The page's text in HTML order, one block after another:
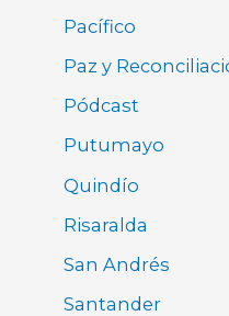
Pacífico
Paz y
Pódcast
Putumayo
Quindío
Risaralda
San Andrés
Santander